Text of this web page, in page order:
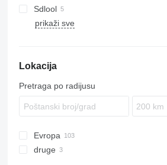
Sdlool
SL
prikaži sve
Lokacija
Pretraga po radijusu
Evropa
Španjolska
druge